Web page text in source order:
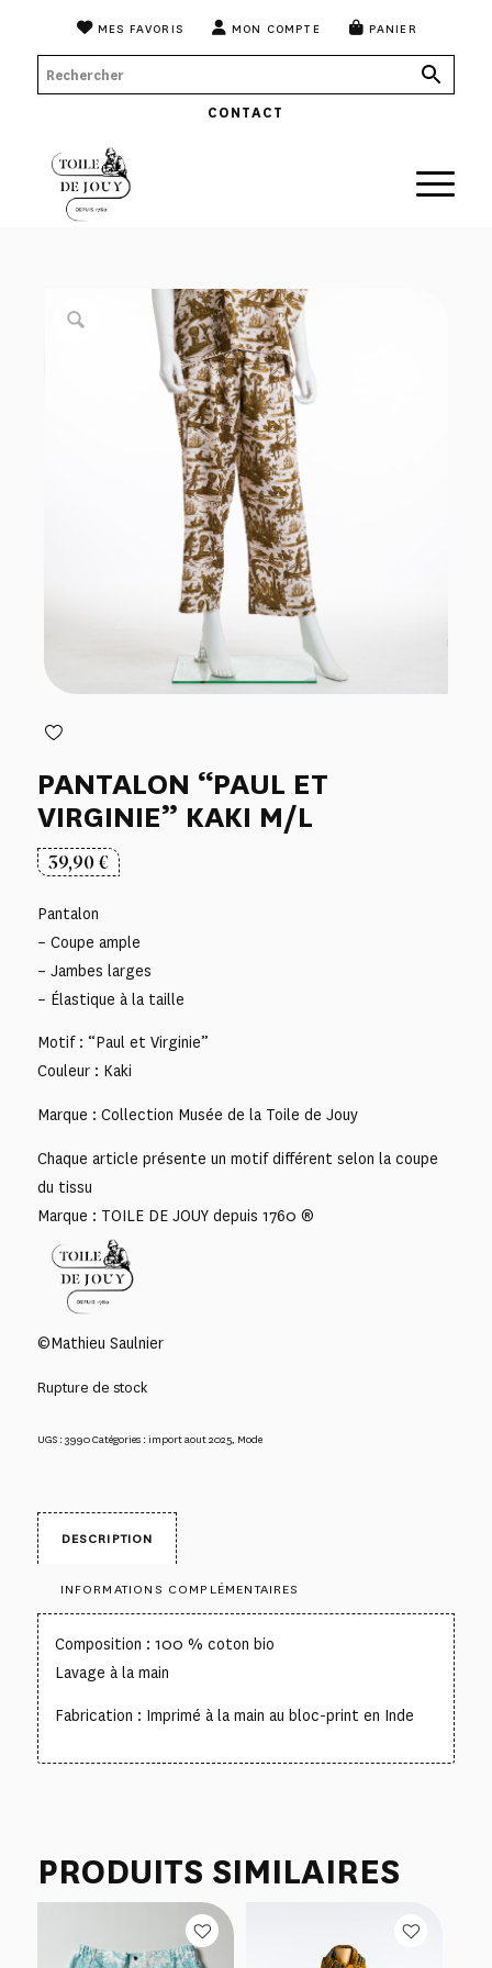
MES FAVORIS MON COMPTE PANIER
CONTACT
PANTALON “PAUL ET
VIRGINIE” KAKI M/L
39,90€
Pantalon
– Coupe ample
– Jambes larges
– Élastique à la taille
Motif : “Paul et Virginie”
Couleur : Kaki
Marque : Collection Musée de la Toile de Jouy
Chaque article présente un motif différent selon la coupe
du tissu
Marque : TOILE DE JOUY depuis 1760 ®
©Mathieu Saulnier
Rupture de stock
UGS :3990Catégories :import aout 2025, Mode
DESCRIPTION
INFORMATIONS COMPLÉMENTAIRES
Composition : 100 % coton bio
Lavage à la main
Fabrication : Imprimé à la main au bloc-print en Inde
PRODUITS SIMILAIRES